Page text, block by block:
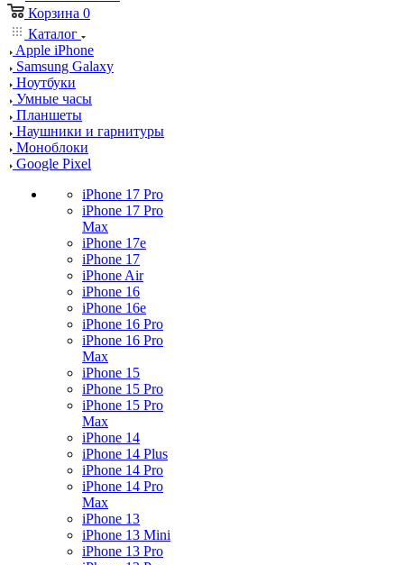
Корзина 0
Каталог
Apple iPhone
Samsung Galaxy
Ноутбуки
Умные часы
Планшеты
Наушники и гарнитуры
Моноблоки
Google Pixel
iPhone 17 Pro
iPhone 17 Pro
Max
iPhone 17e
iPhone 17
iPhone Air
iPhone 16
iPhone 16e
iPhone 16 Pro
iPhone 16 Pro
Max
iPhone 15
iPhone 15 Pro
iPhone 15 Pro
Max
iPhone 14
iPhone 14 Plus
iPhone 14 Pro
iPhone 14 Pro
Max
iPhone 13
iPhone 13 Mini
iPhone 13 Pro